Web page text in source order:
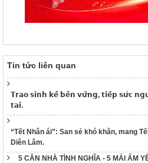
Tin tức liên quan
𝗧𝗿𝗮𝗼 𝘀𝗶𝗻𝗵 𝗸𝗲̂́ 𝗯𝗲̂̀𝗻 𝘃𝘂̛̃𝗻𝗴, 𝘁𝗶𝗲̂́𝗽 𝘀𝘂̛́𝗰
𝘁𝗮𝗶.
“Tết Nhân ái”: San sẻ khó khăn, mang
Diên Lâm.
5 CĂN NHÀ TÌNH NGHĨA - 5 MÁI ẤM